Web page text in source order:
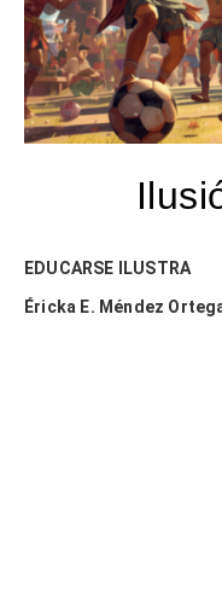
EDUCARSE ILUSTRA
Éricka E. Méndez